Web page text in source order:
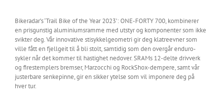
Bikeradar’s ‘Trail Bike of the Year 2023’: ONE-FORTY 700, kombinerer
en prisgunstig aluminiumsramme med utstyr og komponenter som ikke
svikter deg. Vår innovative stisykkelgeometri gir deg klatreevner som
ville fått en fjellgeit til å bli stolt, samtidig som den overgår enduro-
sykler når det kommer til hastighet nedover. SRAMs 12-delte drivverk
og firestemplers bremser, Marzocchi og RockShox-dempere, samt vår
justerbare senkepinne, gir en sikker ytelse som vil imponere deg på
hver tur.